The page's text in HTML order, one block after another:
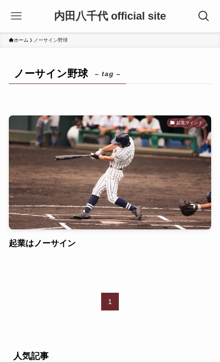
内田八千代 official site
ホーム ノーサイン野球
ノーサイン野球 – tag –
起業マインド
起業はノーサイン
1
人気記事